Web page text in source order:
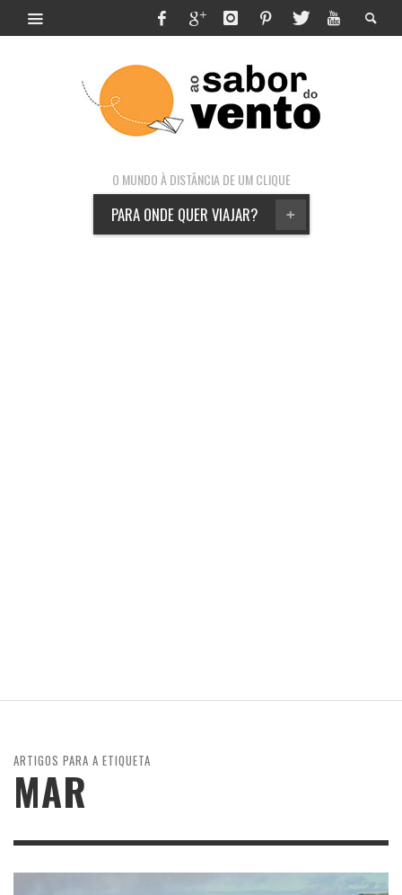
O MUNDO À DISTÂNCIA DE UM CLIQUE
+
PARA ONDE QUER VIAJAR?
ARTIGOS PARA A ETIQUETA
MAR